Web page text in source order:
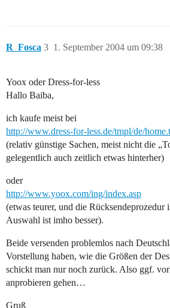
R_Fosca 1. September 2004 um 09:38
3
Yoox oder Dress-for-less
Hallo Baiba,
ich kaufe meist bei
http://www.dress-for-less.de/tmpl/de/
(relativ günstige Sachen, meist nicht die
gelegentlich auch zeitlich etwas hinterher)
oder
http://www.yoox.com/ing/index.asp
(etwas teurer, und die Rücksendeprozedur
Auswahl ist imho besser).
Beide versenden problemlos nach
Vorstellung haben, wie die Größen der
schickt man nur noch zurück. Also ggf.
anprobieren gehen…
Gruß